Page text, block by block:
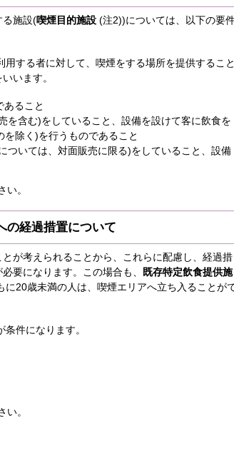
る施設(喫煙目的施設 (注2))については、以下の要
する者に対して、喫煙をする場所を提供すること
います。
ること
を含む)をしていること、設備を設けて客に飲食を
除く)を行うものであること
ついては、対面販売に限る)をしていること、設備
。
の経過措置について
が考えられることから、これらに配慮し、経過措
要になります。この場合も、
既存特定飲食提供施
20歳未満の人は、喫煙エリアへ立ち入ることが
件になります。
。